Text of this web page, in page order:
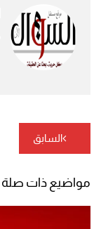
تصفّح
المقالات
السابق
مواضيع ذات صلة